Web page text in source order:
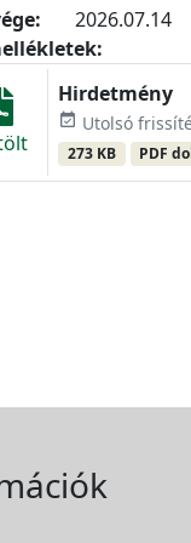
2026.07.14
Hirdetmény
event_available Utolsó
273 KB PDF